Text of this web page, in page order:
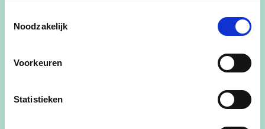
Noodzakelijk
Voorkeuren
Statistieken